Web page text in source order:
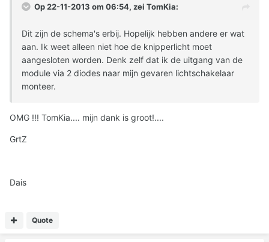
Op 22-11-2013 om 06:54, zei TomKia:
Dit zijn de schema's erbij. Hopelijk hebben andere er wat
aan. Ik weet alleen niet hoe de knipperlicht moet
aangesloten worden. Denk zelf dat ik de uitgang van de
module via 2 diodes naar mijn gevaren lichtschakelaar
monteer.
OMG !!! TomKia.... mijn dank is groot!....
GrtZ
Dais
Quote